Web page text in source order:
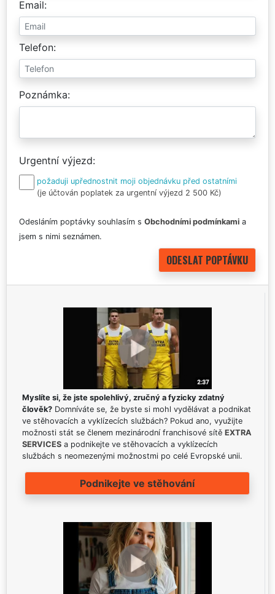
Email
Telefon
Poznámka
Urgentní výjezd
požaduji upřednostnit moji objednávku před ostatními
(je účtován poplatek za urgentní výjezd 2 500 Kč)
Odesláním poptávky souhlasím s Obchodními podmínkami a
jsem s nimi seznámen.
Myslíte si, že jste spolehlivý, zručný a fyzicky zdatný
člověk? Domníváte se, že byste si mohl vydělávat a podnikat
ve stěhovacích a vyklízecích službách? Pokud ano, využijte
možnosti stát se členem mezinárodní franchisové sítě EXTRA
SERVICES a podnikejte ve stěhovacích a vyklízecích
službách s neomezenými možnostmi po celé Evropské unii.
Podnikejte ve stěhování